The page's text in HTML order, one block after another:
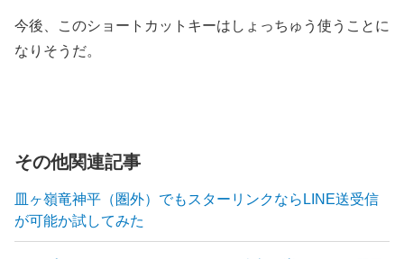
今後、このショートカットキーはしょっちゅう使うことに
なりそうだ。
その他関連記事
皿ヶ嶺竜神平（圏外）でもスターリンクならLINE送受信
が可能か試してみた